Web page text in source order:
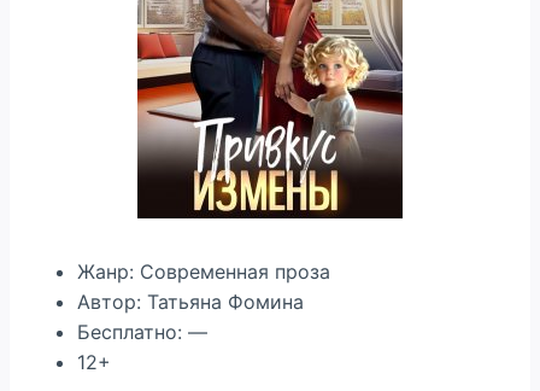
Жанр: Современная проза
Автор: Татьяна Фомина
Бесплатно: —
12+